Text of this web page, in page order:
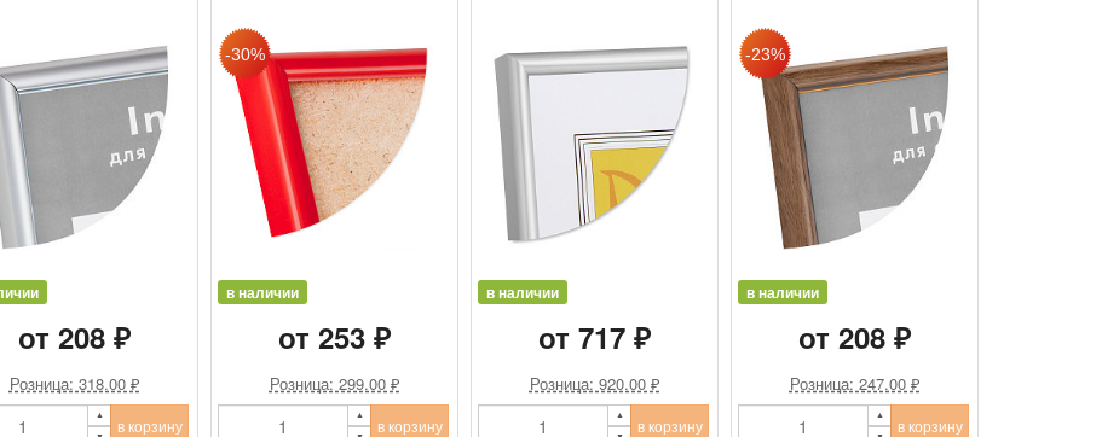
от 208 ₽
Розница: 318.00 ₽
в корзину
в наличии
от 253 ₽
Розница: 299.00 ₽
в корзину
в наличии
от 717 ₽
Розница: 920.00 ₽
в корзину
в наличии
от 208 ₽
Розница: 247.00 ₽
в корзину